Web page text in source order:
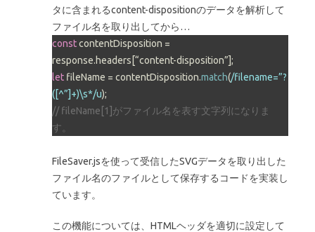
タに含まれるcontent-dispositionのデータを解析して
ファイル名を取り出してから…
const contentDisposition =
response.headers
let fileName = contentDisposition.match(/filename=”?
([^”]+)\s*/u
// fileName[1]がファイル名を表す文字列になりま
す。
FileSaver.jsを使って受信したSVGデータを取り出した
ファイル名のファイルとして保存するコードを実装し
ています。
この機能については、HTMLヘッダを適切に設定して